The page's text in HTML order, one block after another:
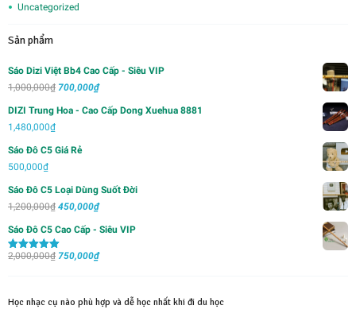
Uncategorized
Sản phẩm
Sáo Dizi Việt Bb4 Cao Cấp - Siêu VIP
1,000,000₫ Giá
700,000₫Giá
hiện
DIZI Trung Hoa - Cao Cấp Dong Xuehua 8881
1,480,000₫
Sáo Đô C5 Giá Rẻ
500,000₫
Sáo Đô C5 Loại Dùng Suốt Đời
1,200,000₫ Giá
là:
1,200,000₫.
450,000₫Giá
là:
Sáo Đô C5 Cao Cấp - Siêu VIP
Được xếp
2,000,000₫ Giá
2,000,000₫.
750,000₫Giá
là:
Học nhạc cụ nào phù hợp và dễ học nhất khi đi du học